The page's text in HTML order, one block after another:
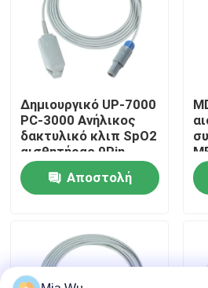
Ποιοτικός έλεγχος
Μας ελάτε σε επαφή με
Ειδήσεις
Περιπτώσεις
Επαναχρησιμοποιήσιμος
Δημιουργικό UP-7000
PC-3000 Ανήλικος
δακτυλικό κλιπ SpO2
αισθητήρας 9Pin
3.0M SpO2
ανιχνευτήςΑποστολή